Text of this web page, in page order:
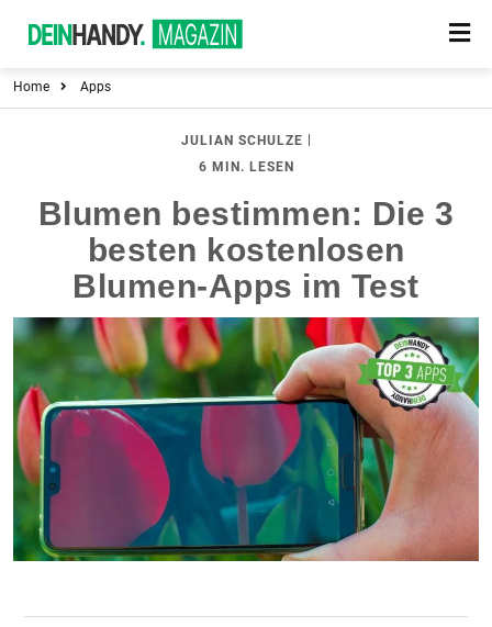
Home Apps
JULIAN SCHULZE
6 MIN. LESEN
Blumen bestimmen: Die 3
besten kostenlosen
Blumen-Apps im Test